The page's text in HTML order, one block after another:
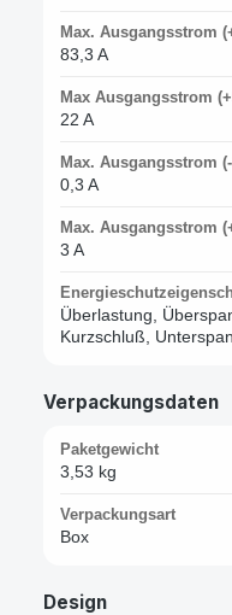
Max. Ausgangsstrom
83,3 A
Max Ausgangsstrom
22 A
Max. Ausgangsstrom
0,3 A
Max. Ausgangsstrom
3 A
Überlastung,
Kurzschluß,
Verpackungsdaten
Paketgewicht
3,53 kg
Verpackungsart
Box
Design